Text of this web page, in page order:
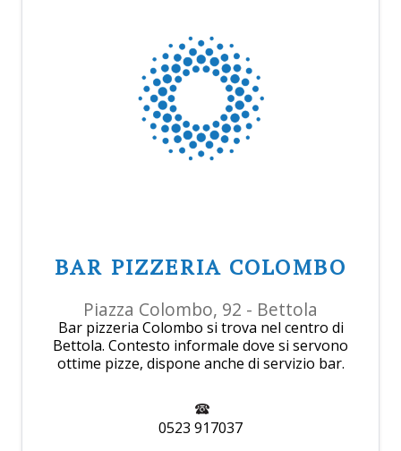
BAR PIZZERIA COLOMBO
Piazza Colombo, 92 - Bettola
Bar pizzeria Colombo si trova nel centro di
Bettola. Contesto informale dove si servono
ottime pizze, dispone anche di servizio bar.
0523 917037